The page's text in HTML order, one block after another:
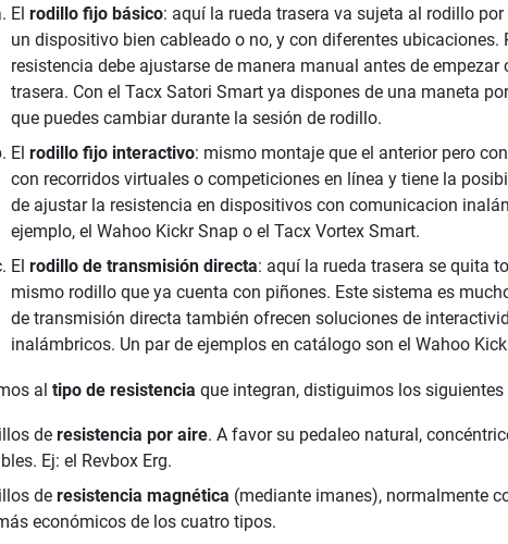
El rodillo fijo básico: aquí la rueda trasera va sujeta al rodillo
un dispositivo bien cableado o no, y con diferentes ubicaciones.
resistencia debe ajustarse de manera manual antes de
trasera. Con el Tacx Satori Smart ya dispones de una maneta
que puedes cambiar durante la sesión de rodillo.
El rodillo fijo interactivo: mismo montaje que el anterior pero
con recorridos virtuales o competiciones en línea y tiene la
de ajustar la resistencia en dispositivos con comunicacion
ejemplo, el Wahoo Kickr Snap o el Tacx Vortex Smart.
El rodillo de transmisión directa: aquí la rueda trasera se quita
mismo rodillo que ya cuenta con piñones. Este sistema es
de transmisión directa también ofrecen soluciones de
inalámbricos. Un par de ejemplos en catálogo son el Wahoo
al tipo de resistencia que integran, distiguimos los siguientes
de resistencia por aire. A favor su pedaleo natural,
Ej: el Revbox Erg.
de resistencia magnética (mediante imanes), normalmente
económicos de los cuatro tipos.